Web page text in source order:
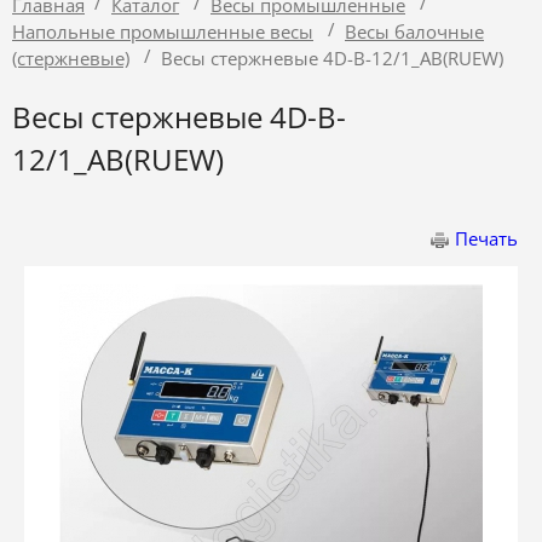
Главная Каталог Весы промышленные
Напольные промышленные весы
/ Весы балочные
(стержневые) / Весы стержневые 4D-B-12/1_AB(RUEW)
Весы стержневые 4D-B-
12/1_AB(RUEW)
Печать